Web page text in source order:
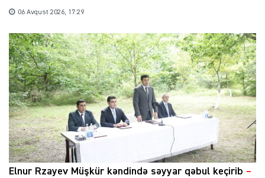
06 Avqust 2026, 17:29
Elnur Rzayev Müşkür kəndində səyyar qəbul keçirib –